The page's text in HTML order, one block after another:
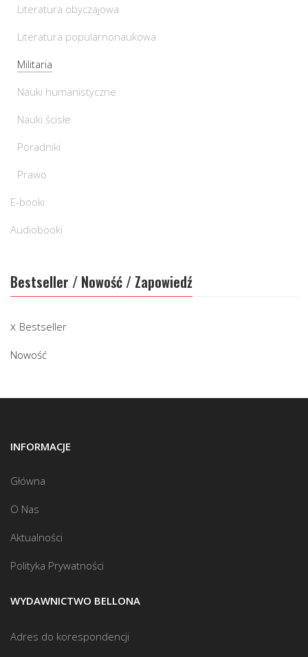
Literatura obyczajowa
Literatura popularnonaukowa
Militaria
Nauki humanistyczne
Nauki ścisłe
Poradniki
Prawo
E-booki
Audiobooki
Bestseller / Nowość / Zapowiedź
Bestseller
Nowość
INFORMACJE
Główna
O Nas
Aktualności
Polityka Prywatności
WYDAWNICTWO BELLONA
Adres do korespondencji